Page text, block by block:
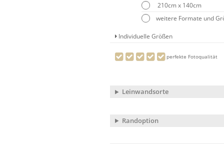
210cm x 140cm
weitere Formate und
Individuelle Größen
perfekte Fotoqualität
Leinwandsorte
Randoption